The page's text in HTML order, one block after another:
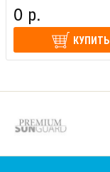
0 р.
КУПИТЬ